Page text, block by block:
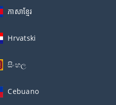
ភាសាខ្មែរ
Hrvatski
සිංහල
Cebuano